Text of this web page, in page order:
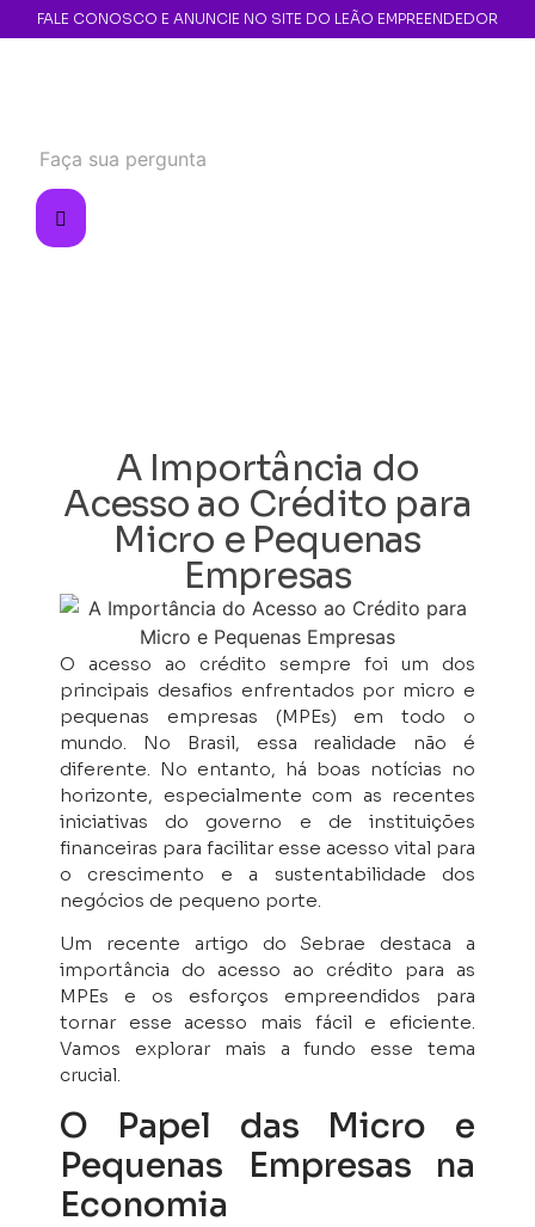
FALE CONOSCO E ANUNCIE NO SITE DO LEÃO EMPREENDEDOR
A Importância do
Acesso ao Crédito para
Micro e Pequenas
Empresas
O acesso ao crédito sempre foi um dos
principais desafios enfrentados por micro e
pequenas empresas (MPEs) em todo o
mundo. No Brasil, essa realidade não é
diferente. No entanto, há boas notícias no
horizonte, especialmente com as recentes
iniciativas do governo e de instituições
financeiras para facilitar esse acesso vital para
o crescimento e a sustentabilidade dos
negócios de pequeno porte.
Um recente artigo do Sebrae destaca a
importância do acesso ao crédito para as
MPEs e os esforços empreendidos para
tornar esse acesso mais fácil e eficiente.
Vamos explorar mais a fundo esse tema
crucial.
O Papel das Micro e
Pequenas Empresas na
Economia